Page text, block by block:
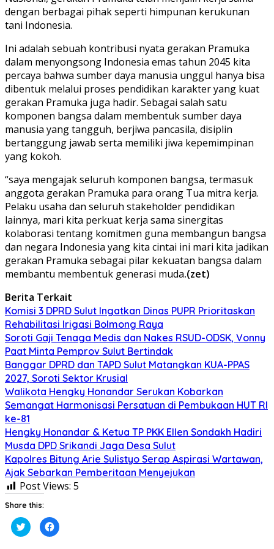
dengan berbagai pihak seperti himpunan kerukunan
tani Indonesia.
Ini adalah sebuah kontribusi nyata gerakan Pramuka
dalam menyongsong Indonesia emas tahun 2045 kita
percaya bahwa sumber daya manusia unggul hanya bisa
dibentuk melalui proses pendidikan karakter yang kuat
gerakan Pramuka juga hadir. Sebagai salah satu
komponen bangsa dalam membentuk sumber daya
manusia yang tangguh, berjiwa pancasila, disiplin
bertanggung jawab serta memiliki jiwa kepemimpinan
yang kokoh.
“saya mengajak seluruh komponen bangsa, termasuk
anggota gerakan Pramuka para orang Tua mitra kerja.
Pelaku usaha dan seluruh stakeholder pendidikan
lainnya, mari kita perkuat kerja sama sinergitas
kolaborasi tentang komitmen guna membangun bangsa
dan negara Indonesia yang kita cintai ini mari kita jadikan
gerakan Pramuka sebagai pilar kekuatan bangsa dalam
membantu membentuk generasi muda.(zet)
Berita Terkait
Komisi 3 DPRD Sulut Ingatkan Dinas PUPR Prioritaskan
Rehabilitasi Irigasi Bolmong Raya
Soroti Gaji Tenaga Medis dan Nakes RSUD-ODSK, Vonny
Paat Minta Pemprov Sulut Bertindak
Banggar DPRD dan TAPD Sulut Matangkan KUA-PPAS
2027, Soroti Sektor Krusial
Walikota Hengky Honandar Serukan Kobarkan
Semangat Harmonisasi Persatuan di Pembukaan HUT RI
ke-81
Hengky Honandar & Ketua TP PKK Ellen Sondakh Hadiri
Musda DPD Srikandi Jaga Desa Sulut
Kapolres Bitung Arie Sulistyo Serap Aspirasi Wartawan,
Ajak Sebarkan Pemberitaan Menyejukan
Post Views: 5
Share this:
Klik
untuk
berbagi
Klik
untuk